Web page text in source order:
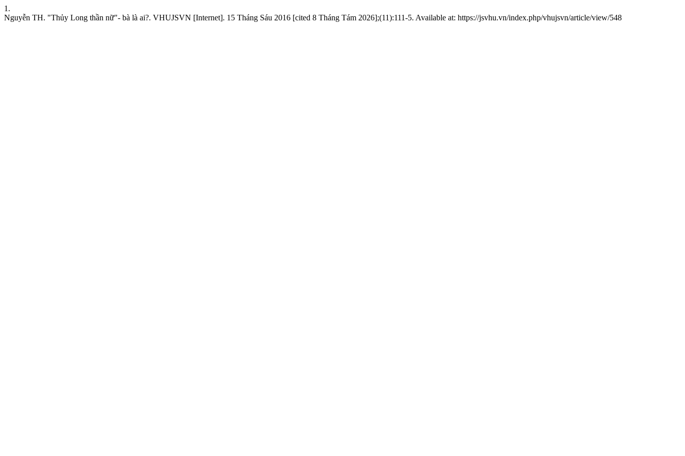
1.
Nguyễn TH. "Thủy Long thần nữ"- bà là ai?. VHUJSVN [Internet]. 15 Tháng Sáu 2016 [cited 8 Tháng Tám 2026];(11):111-5. Available at: https://jsvhu.vn/index.php/vhujsvn/article/view/548